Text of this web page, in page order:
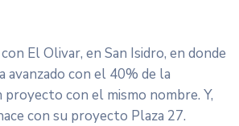
El Olivar, en San Isidro, en donde
avanzado con el 40% de la
con el mismo nombre. Y,
con su proyecto Plaza 27.